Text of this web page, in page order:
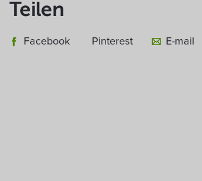
Teilen
Facebook Pinterest E-mail